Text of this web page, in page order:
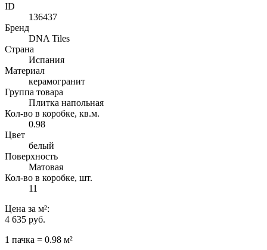
ID
136437
Бренд
DNA Tiles
Страна
Испания
Материал
керамогранит
Группа товара
Плитка напольная
Кол-во в коробке, кв.м.
0.98
Цвет
белый
Поверхность
Матовая
Кол-во в коробке, шт.
11
Цена за м²:
4 635 руб.
1 пачка = 0.98 м²